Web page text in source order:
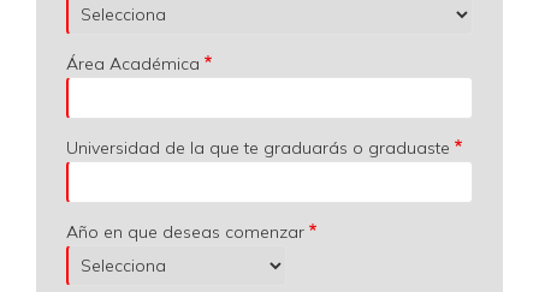
Área Académica
Universidad de la que te graduarás o graduaste
Año en que deseas comenzar